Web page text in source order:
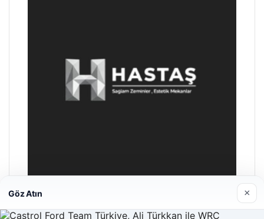
Enes Kaplan Avukatlık Bürosu
Göz Atın ×